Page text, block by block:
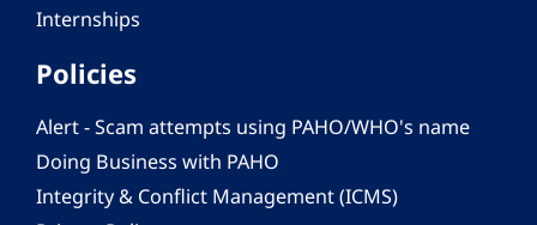
Internships
Policies
Alert - Scam attempts using PAHO/WHO's name
Doing Business with PAHO
Integrity & Conflict Management (ICMS)